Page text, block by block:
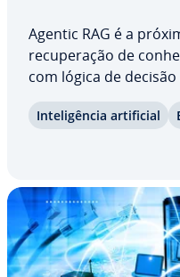
Agentic RAG é a
re­cu­pe­ra­ção de
com lógica de
faltantes e acessa,
In­te­li­gên­cia ar­ti­fi­cial